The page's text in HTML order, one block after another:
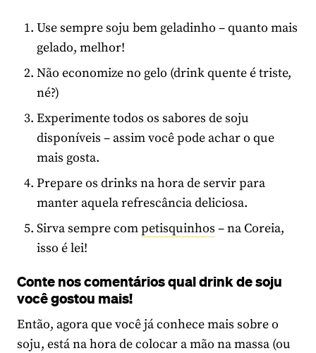
Use sempre soju bem geladinho – quanto mais
gelado, melhor!
Não economize no gelo (drink quente é triste,
né?)
Experimente todos os sabores de soju
disponíveis – assim você pode achar o que
mais gosta.
Prepare os drinks na hora de servir para
manter aquela refrescância deliciosa.
Sirva sempre competisquinhos – na Coreia,
isso é lei!
Conte nos comentários qual drink de soju
você gostou mais!
Então, agora que você já conhece mais sobre o
soju, está na hora de colocar a mão na massa (ou